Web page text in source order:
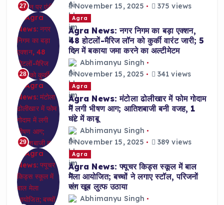
27
November 15, 2025
375 views
28
Agra
Agra News: नगर निगम का बड़ा एक्शन,
48 होटलों-मैरिज लॉन को कुर्की वारंट जारी; 5
दिन में बकाया जमा करने का अल्टीमेटम
Abhimanyu Singh
November 15, 2025
341 views
29
Agra
Agra News: मंटोला ढोलीखार में फोम गोदाम
में लगी भीषण आग; आतिशबाजी बनी वजह, 1
घंटे में काबू
Abhimanyu Singh
November 15, 2025
389 views
Agra
Agra News: फ्यूचर किड्स स्कूल में बाल
मेला आयोजित; बच्चों ने लगाए स्टॉल, परिजनों
संग खूब लुत्फ उठाया
Abhimanyu Singh